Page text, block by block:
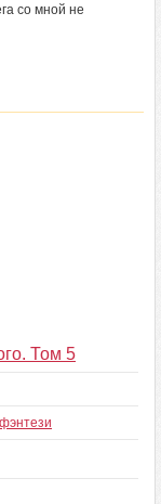
со мной не
Том 5